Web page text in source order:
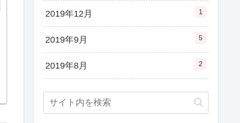
2019年12月 1
2019年9月 5
2019年8月 2